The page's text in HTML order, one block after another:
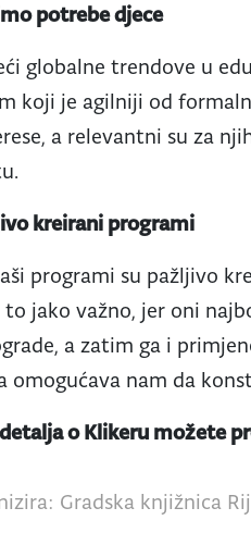
potrebe djece
globalne trendove u
koji je agilniji od
a relevantni su za
kreirani programi
programi su pažljivo
to jako važno, jer oni
a zatim ga i
omogućava nam da
o Klikeru možete
Gradska knjižnica